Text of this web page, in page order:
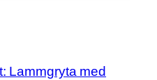
Lammgryta med